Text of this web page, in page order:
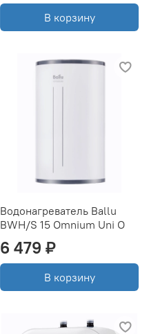
В корзину
Водонагреватель Ballu
BWH/S 15 Omnium Uni O
6 479 ₽
В корзину